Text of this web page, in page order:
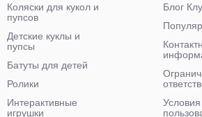
Коляски для кукол и
пупсов
Детские куклы и
пупсы
Батуты для детей
Ролики
Интерактивные
игрушки
Блог
Условия